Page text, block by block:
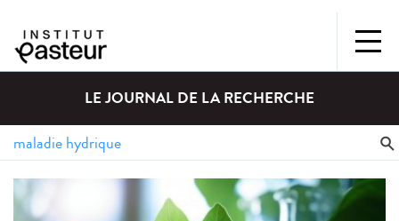
LE JOURNAL DE LA RECHERCHE